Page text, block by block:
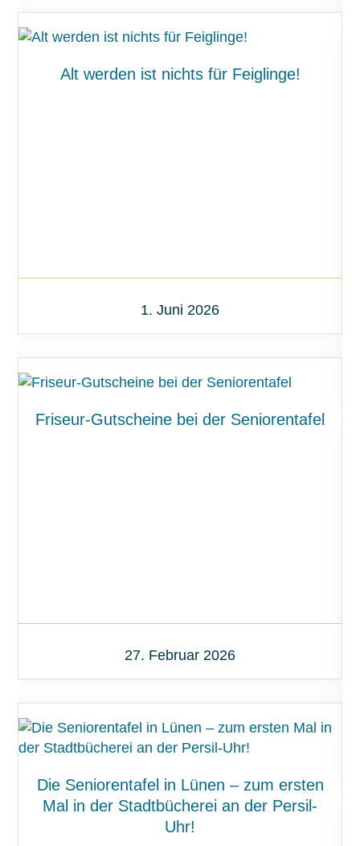
Alt werden ist nichts für Feiglinge!
1. Juni 2026
Friseur-Gutscheine bei der Seniorentafel
27. Februar 2026
Die Seniorentafel in Lünen – zum ersten
Mal in der Stadtbücherei an der Persil-
Uhr!